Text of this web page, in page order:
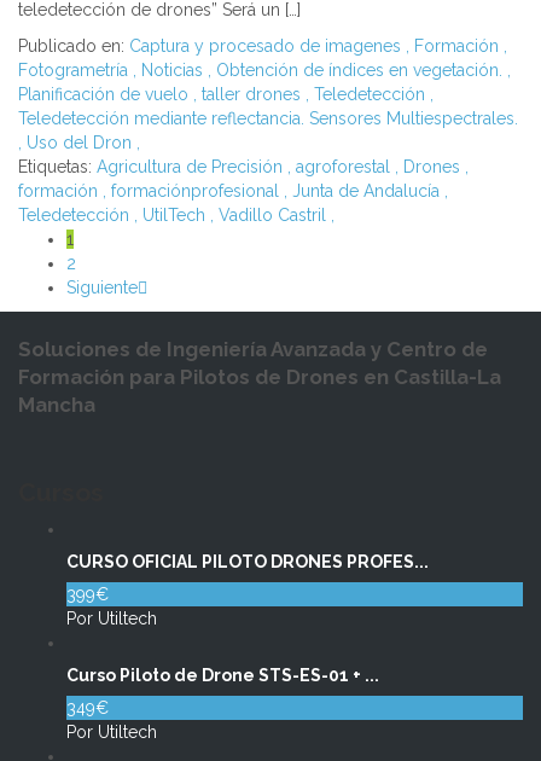
teledetección de drones” Será un […]
Publicado en: Captura y procesado de imagenes Formación
Fotogrametría
Noticias Obtención de índices en vegetación.
Planificación de vuelo
taller drones Teledetección
Teledetección mediante reflectancia. Sensores Multiespectrales.
Uso del Dron
Etiquetas: Agricultura de Precisión agroforestal Drones
formación
formaciónprofesional Junta de Andalucía
Teledetección
UtilTech Vadillo Castril
1
2
Siguiente
Soluciones de Ingeniería Avanzada y Centro de
Formación para Pilotos de Drones en Castilla-La
Mancha
CURSO OFICIAL PILOTO DRONES PROFES...
399€
Por Utiltech
Curso Piloto de Drone STS-ES-01 + ...
349€
Por Utiltech